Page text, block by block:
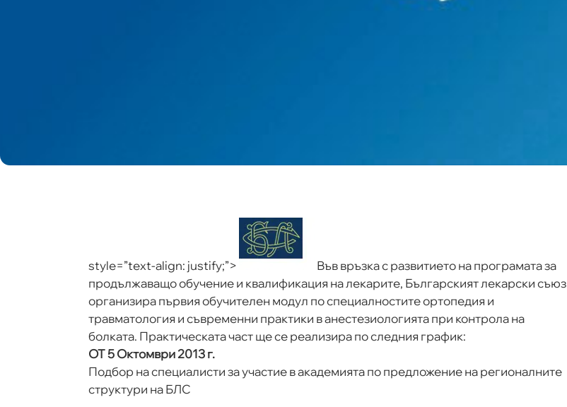
style=”text-align: justify;”>
Във връзка с развитието на програмата за
продължаващо обучение и квалификация на лекарите, Българският лекарски съюз
организира първия обучителен модул по специалностите ортопедия и
травматология и съвременни практики в анестезиологията при контрола на
болката. Практическата част ще се реализира по следния график:
ОТ 5 Октомври 2013 г.
Подбор на специалисти за участие в академията по предложение на регионалните
структури на БЛС